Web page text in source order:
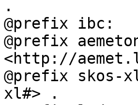
.
@prefix ibc:
@prefix
<http://
@prefix skos-
xl#> .